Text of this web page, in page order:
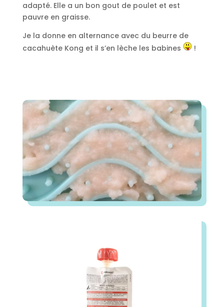
adapté. Elle a un bon gout de poulet et est
pauvre en graisse.
Je la donne en alternance avec du beurre de
cacahuète Kong et il s’en lèche les babines
!